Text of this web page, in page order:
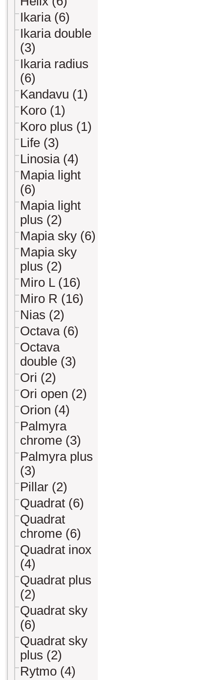
Ikaria (6)
Ikaria double
(3)
Ikaria radius
(6)
Kandavu (1)
Koro (1)
Koro plus (1)
Life (3)
Linosia (4)
Mapia light
(6)
Mapia light
plus (2)
Mapia sky (6)
Mapia sky
plus (2)
Miro L (16)
Miro R (16)
Nias (2)
Octava (6)
Octava
double (3)
Ori (2)
Ori open (2)
Orion (4)
Palmyra
chrome (3)
Palmyra plus
(3)
Pillar (2)
Quadrat (6)
Quadrat
chrome (6)
Quadrat inox
(4)
Quadrat plus
(2)
Quadrat sky
(6)
Quadrat sky
plus (2)
Rytmo (4)